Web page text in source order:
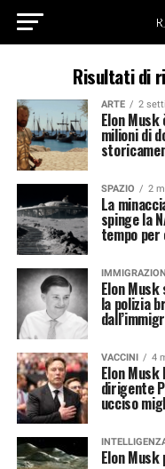
Risultati di
ARTE 2
Elon
milioni di
SPAZIO 2
La
spinge la
tempo
Elon
la polizia
VACCINI 4
Elon Musk
dirigente
ucciso
Elon